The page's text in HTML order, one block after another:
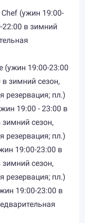
(ужин 19:00-
22:00 в зимний
(ужин 19:00-23:00
в зимний сезон,
резервация; пл.)
19:00 - 23:00 в
зимний сезон,
резервация; пл.)
19:00-23:00 в
зимний сезон,
резервация; пл.)
19:00-23:00 в